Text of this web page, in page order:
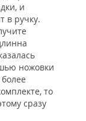
и
в ручку.
ножовки
то
сразу